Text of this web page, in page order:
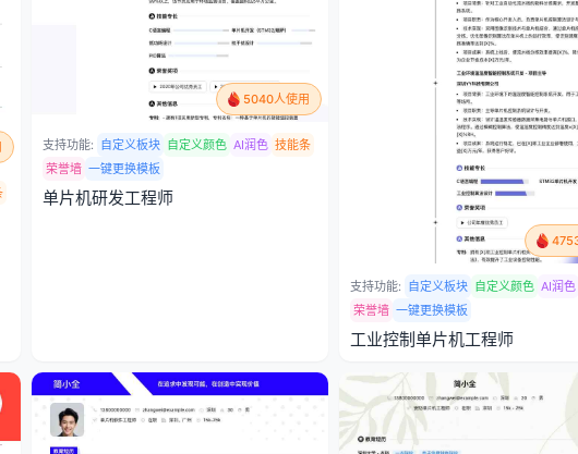
5040人使用
支持功能: 自定义板块 自定义颜色 AI润色 技能条
荣誉墙 一键更换模板
单片机研发工程师
支持功能: 自定义板块 自定义颜色 AI润色
荣誉墙 一键更换模板
工业控制单片机工程师